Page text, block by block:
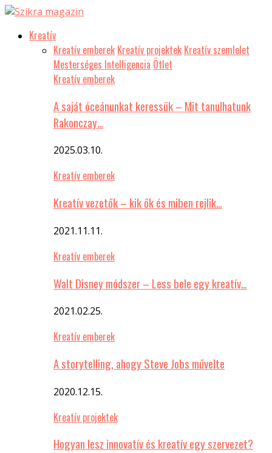
Kreatív
Kreatív emberek Kreatív projektek Kreatív szemlelet
Mesterséges Intelligencia Ötlet
Kreatív emberek
A saját óceánunkat keressük – Mit tanulhatunk
Rakonczay…
2025.03.10.
Kreatív emberek
Kreatív vezetők – kik ők és miben rejlik…
2021.11.11.
Kreatív emberek
Walt Disney módszer – Less bele egy kreatív…
2021.02.25.
Kreatív emberek
A storytelling, ahogy Steve Jobs művelte
2020.12.15.
Kreatív projektek
Hogyan lesz innovatív és kreatív egy szervezet?